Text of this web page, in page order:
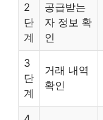
2
단
계
공급받는
자 정보 확
인
3
단
계
거래 내역
확인